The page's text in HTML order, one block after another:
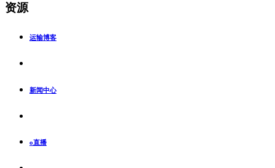
资源
运输博客
新闻中心
o直播